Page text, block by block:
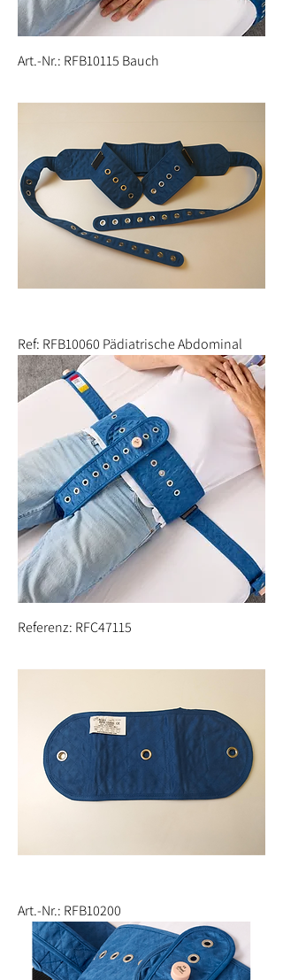
Art.-Nr.: RFB10115 Bauch
Ref: RFB10060 Pädiatrische Abdominal
Referenz: RFC47115
Art.-Nr.: RFB10200